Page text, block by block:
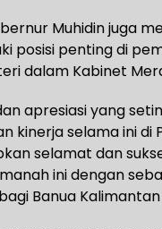
Muhidin juga
posisi penting di
dalam Kabinet
apresiasi yang
kinerja selama ini
selamat dan
ini dengan
Banua